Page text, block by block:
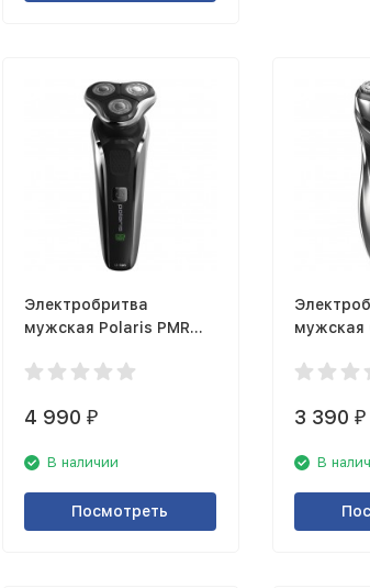
Электробритва
мужская Polaris PMR
4 990 ₽
В наличии
Посмотреть
мужская
3 390 ₽
В